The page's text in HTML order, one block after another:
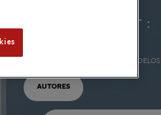
Procurar por :
MODELOS
AUTORES